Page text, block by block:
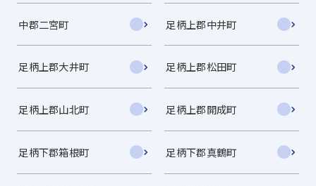
中郡二宮町 足柄上郡中井町
足柄上郡大井町 足柄上郡松田町
足柄上郡山北町 足柄上郡開成町
足柄下郡箱根町 足柄下郡真鶴町